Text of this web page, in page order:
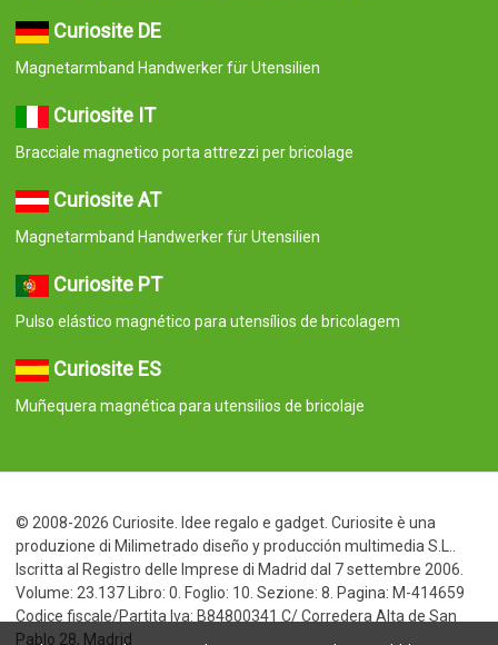
Curiosite DE
Magnetarmband Handwerker für Utensilien
Curiosite IT
Bracciale magnetico porta attrezzi per bricolage
Curiosite AT
Magnetarmband Handwerker für Utensilien
Curiosite PT
Pulso elástico magnético para utensílios de bricolagem
Curiosite ES
Muñequera magnética para utensilios de bricolaje
© 2008-2026 Curiosite. Idee regalo e gadget. Curiosite è una
produzione di Milimetrado diseño y producción multimedia S.L..
Iscritta al Registro delle Imprese di Madrid dal 7 settembre 2006.
Volume: 23.137 Libro: 0. Foglio: 10. Sezione: 8. Pagina: M-414659
Codice fiscale/Partita Iva: B84800341 C/ Corredera Alta de San
Pablo 28, Madrid